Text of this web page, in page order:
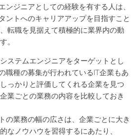
ンジニアとしての経験を有する人は、
ントへのキャリアアップを目指すこと
転職を見据えて積極的に業界内の動
。
ステムエンジニアをターゲットとし
職種の募集が行われているIT企業もあ
っかりと評価してくれる企業を見つ
業ごとの業務の内容を比較しておき
の業務の幅の広さは、企業ごとに大き
なノウハウを習得するにあたり、